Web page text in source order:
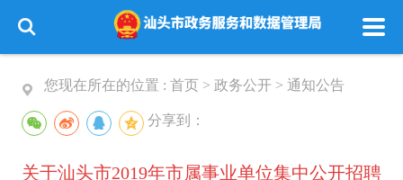
您现在所在的位置 : 首页 > 政务公开 > 通知公告
分享到：
关于汕头市2019年市属事业单位集中公开招聘